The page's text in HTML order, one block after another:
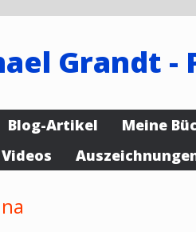
Grandt -
Blog-Artikel Meine
Videos